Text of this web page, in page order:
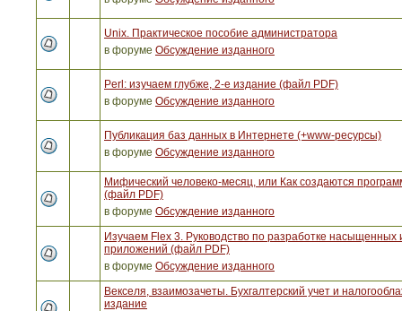
Unix. Практическое пособие администратора
в форуме Обсуждение изданного
Perl: изучаем глубже, 2-е издание (файл PDF)
в форуме Обсуждение изданного
Публикация баз данных в Интернете (+www-ресурсы)
в форуме Обсуждение изданного
Мифический человеко-месяц, или Как создаются
(файл PDF)
в форуме Обсуждение изданного
Изучаем Flex 3. Руководство по разработке насыщенных
приложений (файл PDF)
в форуме Обсуждение изданного
Векселя, взаимозачеты. Бухгалтерский учет и
издание